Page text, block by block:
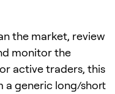
the market, review
monitor the
active traders, this
a generic long/short